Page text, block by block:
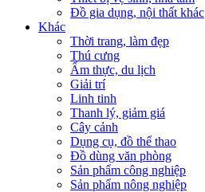
Đồ gia dụng, nội thất khác
Khác
Thời trang, làm đẹp
Thú cưng
Ẩm thực, du lịch
Giải trí
Linh tinh
Thanh lý, giảm giá
Cây cảnh
Dụng cụ, đồ thể thao
Đồ dùng văn phòng
Sản phẩm công nghiệp
Sản phẩm nông nghiệp